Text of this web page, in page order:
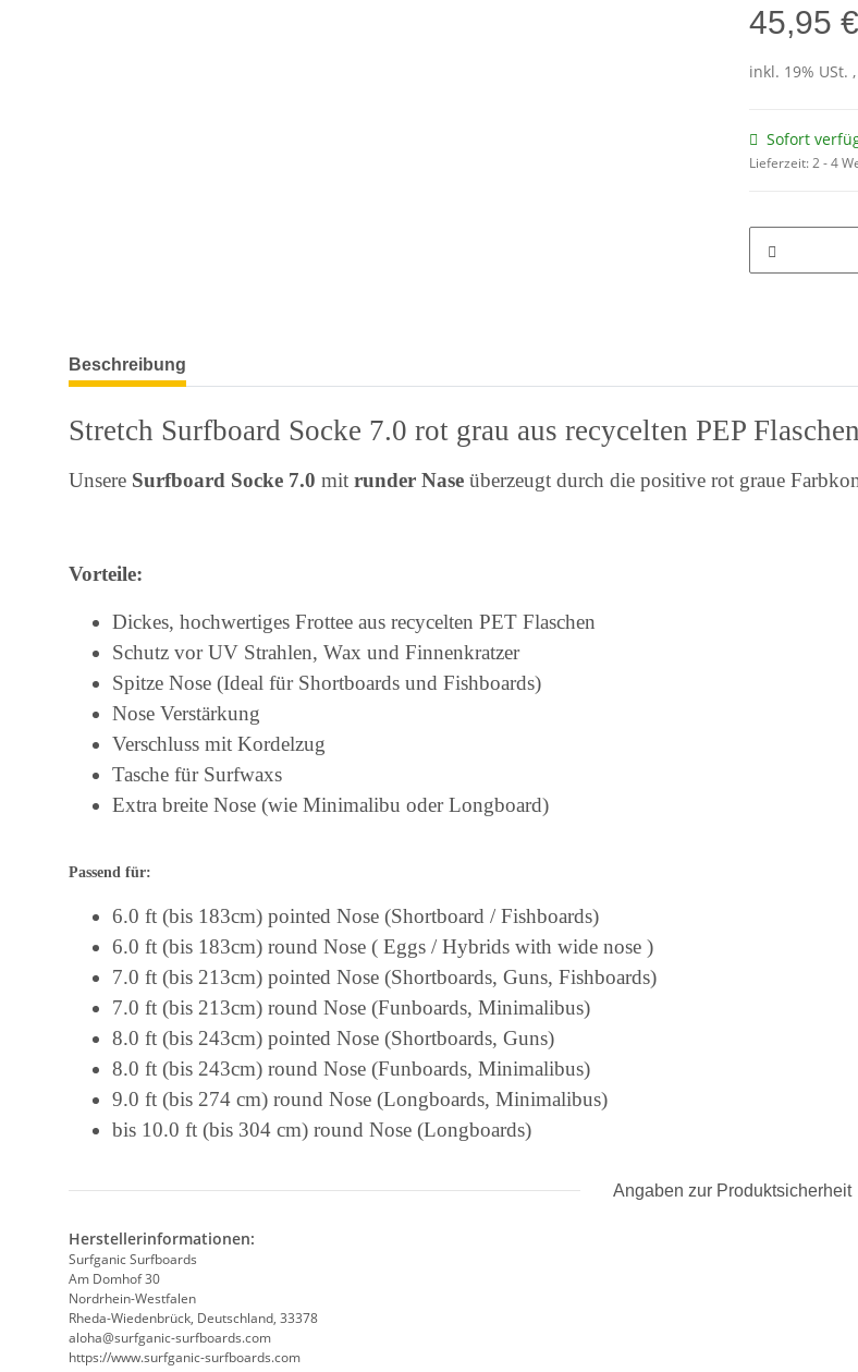
45,95 €
inkl. 19% USt.
Sofort
Lieferzeit:2 - 4
weitere Registerkarten anzeigen
Beschreibung
Stretch Surfboard Socke 7.0 rot grau aus recycelten PEP Flaschen
⁠Unsere Surfboard Socke 7.0 mit runder Nase überzeugt durch die positive rot graue
Vorteile:
Dickes, hochwertiges Frottee aus recycelten PET Flaschen
Schutz vor UV Strahlen, Wax und Finnenkratzer
Spitze Nose (Ideal für Shortboards und Fishboards)
Nose Verstärkung
Verschluss mit Kordelzug
Tasche für Surfwaxs
Extra breite Nose (wie Minimalibu oder Longboard)
Passend für:
6.0 ft (bis 183cm) pointed Nose (Shortboard / Fishboards)
6.0 ft (bis 183cm) round Nose ( Eggs / Hybrids with wide nose )
7.0 ft (bis 213cm) pointed Nose (Shortboards, Guns, Fishboards)
7.0 ft (bis 213cm) round Nose (Funboards, Minimalibus)
8.0 ft (bis 243cm) pointed Nose (Shortboards, Guns)
8.0 ft (bis 243cm) round Nose (Funboards, Minimalibus)
9.0 ft (bis 274 cm) round Nose (Longboards, Minimalibus)
bis 10.0 ft (bis 304 cm) round Nose (Longboards)
Angaben zur Produktsicherheit
Herstellerinformationen:
Surfganic Surfboards
Am Domhof 30
Nordrhein-Westfalen
Rheda-Wiedenbrück, Deutschland, 33378
aloha@surfganic-surfboards.com
https://www.surfganic-surfboards.com